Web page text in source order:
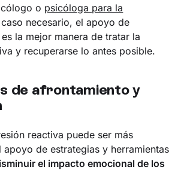
o psicóloga para la
necesario, el apoyo de
es la mejor manera de tratar la
y recuperarse lo antes posible.
de afrontamiento y
reactiva puede ser más
apoyo de estrategias y herramientas
el impacto emocional de los